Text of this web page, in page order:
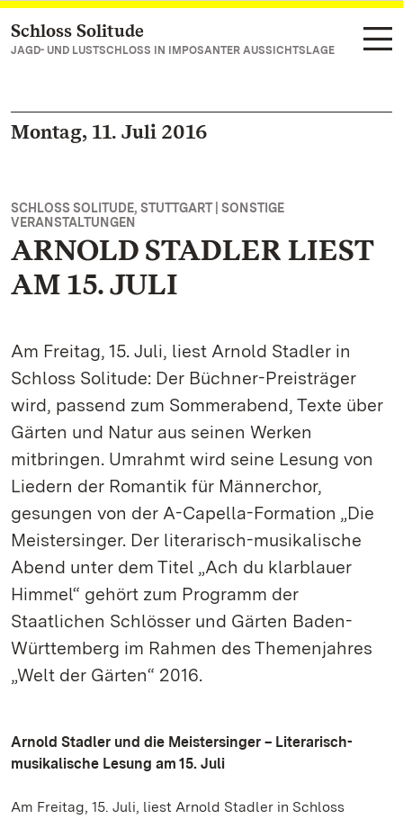
Zum Hauptinhalt springen
Schloss Solitude
JAGD- UND LUSTSCHLOSS IN IMPOSANTER AUSSICHTSLAGE
Montag, 11. Juli 2016
SCHLOSS SOLITUDE, STUTTGART | SONSTIGE
VERANSTALTUNGEN
ARNOLD STADLER LIEST
AM 15. JULI
Am Freitag, 15. Juli, liest Arnold Stadler in
Schloss Solitude: Der Büchner-Preisträger
wird, passend zum Sommerabend, Texte über
Gärten und Natur aus seinen Werken
mitbringen. Umrahmt wird seine Lesung von
Liedern der Romantik für Männerchor,
gesungen von der A-Capella-Formation „Die
Meistersinger. Der literarisch-musikalische
Abend unter dem Titel „Ach du klarblauer
Himmel“ gehört zum Programm der
Staatlichen Schlösser und Gärten Baden-
Württemberg im Rahmen des Themenjahres
„Welt der Gärten“ 2016.
Arnold Stadler und die Meistersinger – Literarisch-
musikalische Lesung am 15. Juli
Am Freitag, 15. Juli, liest Arnold Stadler in Schloss